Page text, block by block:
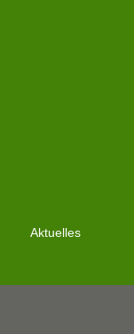
Aktuelles